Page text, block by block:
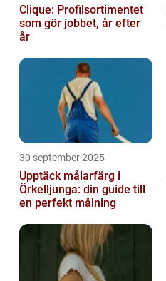
Clique: Profilsortimentet
som gör jobbet, år efter
år
30 september 2025
Upptäck målarfärg i
Örkelljunga: din guide till
en perfekt målning